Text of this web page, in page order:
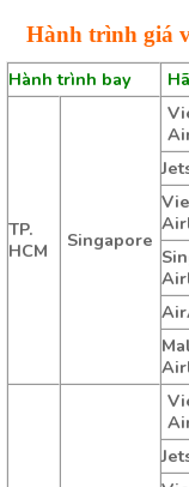
Hành trình giá
Hành trình bay
TP.
HCM
Singapore